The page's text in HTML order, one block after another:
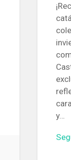
y…